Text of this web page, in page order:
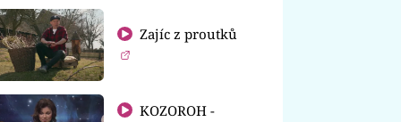
Zajíc z proutků
KOZOROH -